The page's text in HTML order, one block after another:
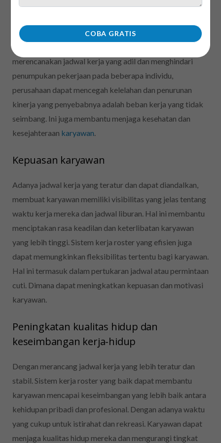
COBA GRATIS
Pengaturan beban kerja yang seimbang
Sistem roster kerja yang baik memungkinkan pengaturan
merencanakan jadwal kerja yang adil dan menghindari
penumpukan pekerjaan pada beberapa individu,
perusahaan dapat mencegah kelelahan dan penurunan
kinerja yang penyebabnya adalah beban kerja yang tidak
seimbang. Ini juga membantu menjaga kesehatan dan
kesejahteraan karyawan
Kepuasan karyawan
Adanya jadwal kerja yang teratur dan dapat diandalkan,
membuat karyawan memiliki visibilitas yang jelas tentang
waktu kerja mereka dan jadwal liburan. Hal ini membantu
menciptakan rasa keadilan dan keterlibatan karyawan
yang lebih tinggi. Sistem kerja roster yang efisien juga
dapat memungkinkan fleksibilitas tertentu bagi karyawan.
Hal ini termasuk dalam pertukaran jadwal atau permintaan
cuti. Dimana dapat meningkatkan kepuasan dan motivasi
karyawan.
Peningkatan kualitas hidup dan
keseimbangan kerja-hidup
Dengan merancang jadwal kerja yang lebih teratur dan
stabil. Sistem kerja roster yang baik dapat membantu
karyawan mencapai keseimbangan yang lebih baik antara
kehidupan pribadi dan profesional. Dengan adanya waktu
yang cukup untuk istirahat dan rekreasi. Karyawan dapat
menjaga kualitas hidup mereka dan mengurangi tingkat